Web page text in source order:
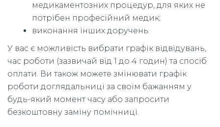
медикаментозних процедур, для яких не
потрібен професійний медик;
виконання інших доручень.
У вас є можливість вибрати графік відвідувань,
час роботи (зазвичай від 1 до 4 годин) та спосіб
оплати. Ви також можете змінювати графік
роботи доглядальниці за своїм бажанням у
будь-який момент часу або запросити
безкоштовну заміну помічниці.